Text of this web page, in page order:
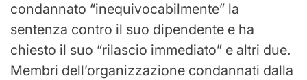
condannato “inequivocabilmente” la
sentenza contro il suo dipendente e ha
chiesto il suo “rilascio immediato” e altri due.
Membri dell’organizzazione condannati dalla